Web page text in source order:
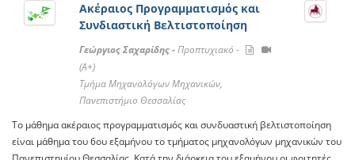
Ακέραιος Προγραμματισμός και
Συνδιαστική Βελτιστοποίηση
Γεώργιος Σαχαρίδης -Προπτυχιακό -
(A+)
Τμήμα Μηχανολόγων Μηχανικών,
Πανεπιστήμιο Θεσσαλίας
Το μάθημα ακέραιος προγραμματισμός και συνδυαστική βελτιστοποίηση
είναι μάθημα του 6ου εξαμήνου το τμήματος μηχανολόγων μηχανικών του